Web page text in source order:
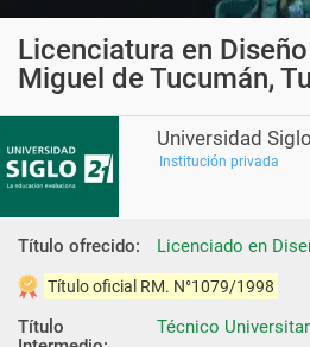
Licenciatura en
Miguel de Tucumán,
Universidad
Institución privada
Título ofrecido: Licenciado en
Título oficial RM. N°1079/1998
Título
Técnico